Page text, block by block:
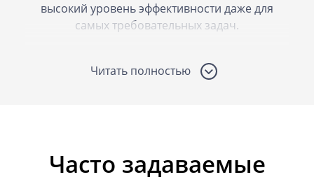
высокий уровень эффективности даже для
самых требовательных задач.
Turbo VPS использует современные
ценового сегмента. Это позволяет легко
Читать полностью
Часто задаваемые